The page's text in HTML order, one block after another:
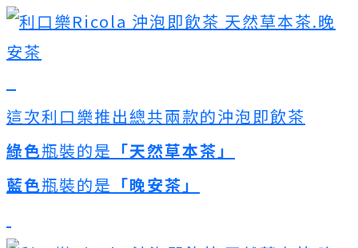
這次利口樂推出總共兩款的沖泡即飲茶
綠色瓶裝的是 「天然草本茶」
藍色瓶裝的是 「晚安茶」